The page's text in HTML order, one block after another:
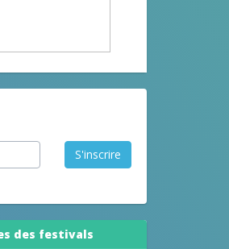
S'inscrire
des festivals